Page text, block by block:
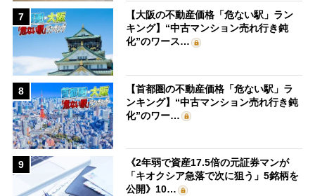
7
【大阪の不動産価格「危ない駅」ラン
キング】“中古マンション売れ行き鈍
化”のワース…
8
【首都圏の不動産価格「危ない駅」ラ
ンキング】“中古マンション売れ行き鈍
化”のワー…
9
《2年弱で資産17.5倍の元証券マンが
「キオクシア急落で次に狙う」5銘柄を
公開》10…